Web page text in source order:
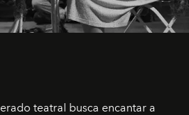
teatral busca encantar a